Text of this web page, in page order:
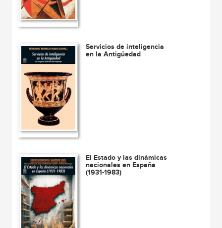
Servicios de inteligencia
en la Antigüedad
El Estado y las dinámicas
nacionales en España
(1931-1983)